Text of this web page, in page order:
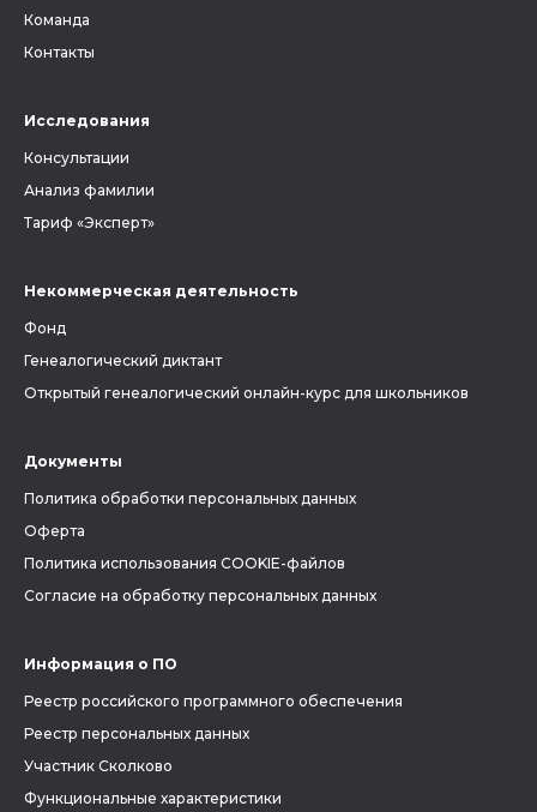
Команда
Контакты
Исследования
Консультации
Анализ фамилии
Тариф «Эксперт»
Некоммерческая деятельность
Фонд
Генеалогический диктант
Открытый генеалогический онлайн-курс для школьников
Документы
Политика обработки персональных данных
Оферта
Политика использования COOKIE-файлов
Согласие на обработку персональных данных
Информация о ПО
Реестр российского программного обеспечения
Реестр персональных данных
Участник Сколково
Функциональные характеристики